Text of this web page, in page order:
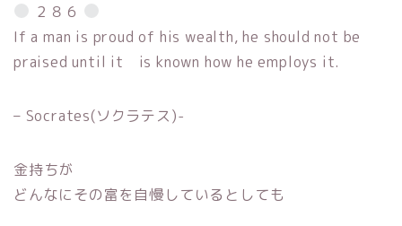
２８６
If a man is proud of his wealth, he should not be
praised until it is known how he employs it.
– Socrates(ソクラテス)-
金持ちが
どんなにその富を自慢しているとしても